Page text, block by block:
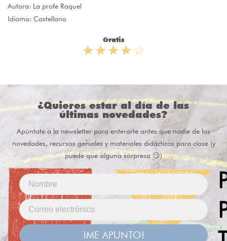
Autora: La profe Raquel
Idioma: Castellano
Gratis
¿Quieres estar al día de las
últimas novedades?
Apúntate a la newsletter para enterarte antes que nadie de las
novedades, recursos geniales y materiales didácticos para clase (y
puede que alguna sorpresa 😏)
¡ME APUNTO!